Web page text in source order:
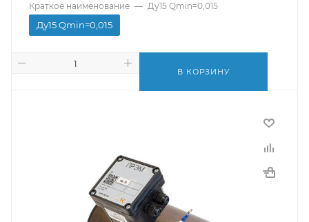
Краткое наименование — Ду15 Qmin=0,015
Ду15 Qmin=0,015
В КОРЗИНУ